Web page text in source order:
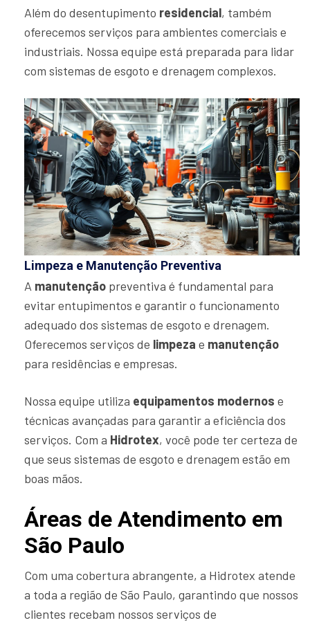
Além do desentupimento residencial, também
oferecemos serviços para ambientes comerciais e
industriais. Nossa equipe está preparada para lidar
com sistemas de esgoto e drenagem complexos.
Limpeza e Manutenção Preventiva
A manutenção preventiva é fundamental para
evitar entupimentos e garantir o funcionamento
adequado dos sistemas de esgoto e drenagem.
Oferecemos serviços de limpeza e manutenção
para residências e empresas.
Nossa equipe utiliza equipamentos modernos e
técnicas avançadas para garantir a eficiência dos
serviços. Com a Hidrotex, você pode ter certeza de
que seus sistemas de esgoto e drenagem estão em
boas mãos.
Áreas de Atendimento em
São Paulo
Com uma cobertura abrangente, a Hidrotex atende
a toda a região de São Paulo, garantindo que nossos
clientes recebam nossos serviços de